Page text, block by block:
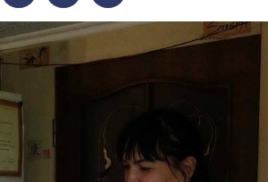
FacebookTwitterTelegram